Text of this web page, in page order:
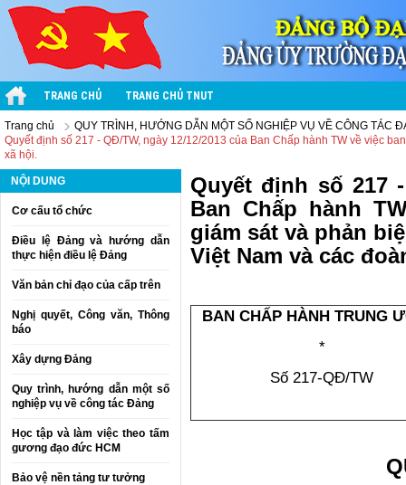
TRANG CHỦ TRANG CHỦ TNUT
Trang chủ
QUY TRÌNH, HƯỚNG DẪN MỘT SỐ NGHIỆP VỤ VỀ CÔNG TÁC
Quyết định số 217 - QĐ/TW, ngày 12/12/2013 của Ban Chấp hành TW về việc
xã hội.
NỘI DUNG
Cơ cấu tổ chức
Điều lệ Đảng và hướng dẫn
thực hiện điều lệ Đảng
Văn bản chỉ đạo của cấp trên
Nghị quyết, Công văn, Thông
báo
Xây dựng Đảng
Quy trình, hướng dẫn một số
nghiệp vụ về công tác Đảng
Học tập và làm việc theo tấm
gương đạo đức HCM
Bảo vệ nền tảng tư tưởng
Quyết định số 217
Ban Chấp hành
giám sát và phản
Việt Nam và các
BAN CHẤP HÀNH TRUNG
*
Số 217-QĐ/TW